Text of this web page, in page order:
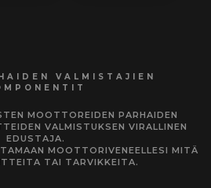
VALMISTAJIEN
MOOTTOREIDEN PARHAIDEN
VALMISTUKSEN VIRALLINEN
EDUSTAJA.
MOOTTORIVENEELLESI MITÄ
TAI TARVIKKEITA.